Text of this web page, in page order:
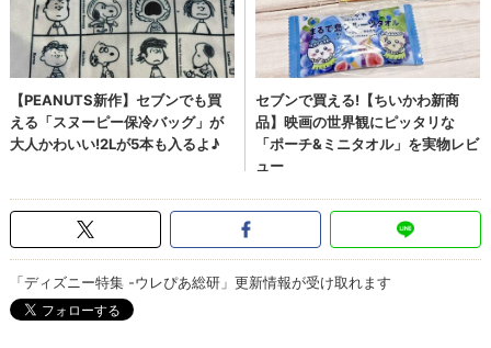
「ディズニー特集 -ウレぴあ総研」更新情報が受け取れます